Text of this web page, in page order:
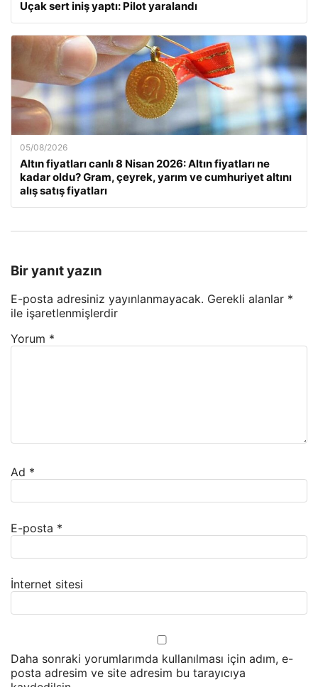
Uçak sert iniş yaptı: Pilot yaralandı
05/08/2026
Altın fiyatları canlı 8 Nisan 2026: Altın fiyatları ne
kadar oldu? Gram, çeyrek, yarım ve cumhuriyet altını
alış satış fiyatları
Bir yanıt yazın
E-posta adresiniz yayınlanmayacak. Gerekli alanlar *
ile işaretlenmişlerdir
Yorum *
Ad *
E-posta *
İnternet sitesi
Daha sonraki yorumlarımda kullanılması için adım, e-
posta adresim ve site adresim bu tarayıcıya